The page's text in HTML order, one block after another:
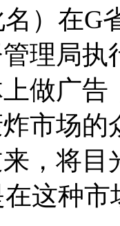
）在G
理局
做广
市场
，将
这种